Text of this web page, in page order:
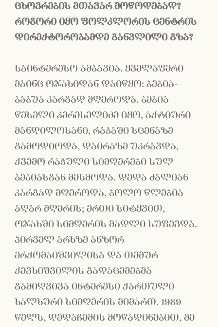
ცხოვრების მთავარ მოწოდებად?
როგორი იყო ფოლკლორის ცენტრის
დირექტორობამდე განვლილი გზა?
საინტერესო ამბავია. ყველაფერი
მაინც ოჯახიდან დაიწყო: ბებია-
ბაბუა კარგად მღეროდა. ბებია
წესელი კერესელიძე იყო, აქტიური
მანდილოსანი, რაჭაში სცენაზე
გამოდიოდა, დაირაზე უკრავდა,
ქვემო რაჭული სიმღერები სულ
ბებიასგან მესმოდა. დედა ძალიან
კარგად მღეროდა, ბოლო წლებია
აღარ მღერის; ერთი სიტყვით,
ოჯახში სიმღერის მადლი სუფევდა.
პირველ არხზე ანზორ
ერქომაიშვილისა და თემურ
ქევხიშვილის გადაცემებმა
გამიღვივა ინტერესი ქართული
ხალხური სიმღერის მიმართ. 1989
წელს, დედაჩემის მოწადინებით, მე